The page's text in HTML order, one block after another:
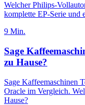
Welcher Philips-
komplette EP-Serie und
9 Min.
Sage
zu Hause?
Sage Kaffeemaschinen
Oracle im Vergleich.
Hause?